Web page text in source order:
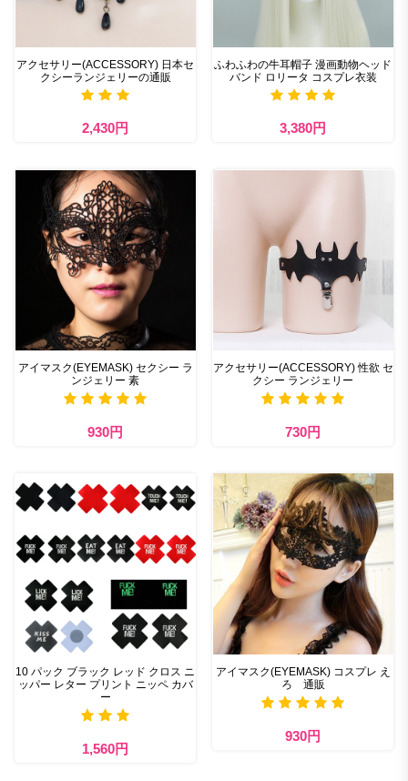
アクセサリー(ACCESSORY) 日本セ
クシーランジェリーの通販
2,430円
ふわふわの牛耳帽子 漫画動物ヘッド
バンド ロリータ コスプレ衣装
3,380円
アイマスク(EYEMASK) セクシー ラ
ンジェリー 素
930円
アクセサリー(ACCESSORY) 性欲 セ
クシー ランジェリー
730円
10 パック ブラック レッド クロス ニ
ッパー レター プリント ニッペ カバ
ー
1,560円
アイマスク(EYEMASK) コスプレ え
ろ 通販
930円